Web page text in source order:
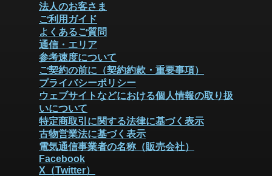
法人のお客さま
ご利用ガイド
よくあるご質問
通信・エリア
参考速度について
ご契約の前に（契約約款・重要事項）
プライバシーポリシー
ウェブサイトなどにおける個人情報の取り扱
いについて
特定商取引に関する法律に基づく表示
古物営業法に基づく表示
電気通信事業者の名称（販売会社）
Facebook
X（Twitter）